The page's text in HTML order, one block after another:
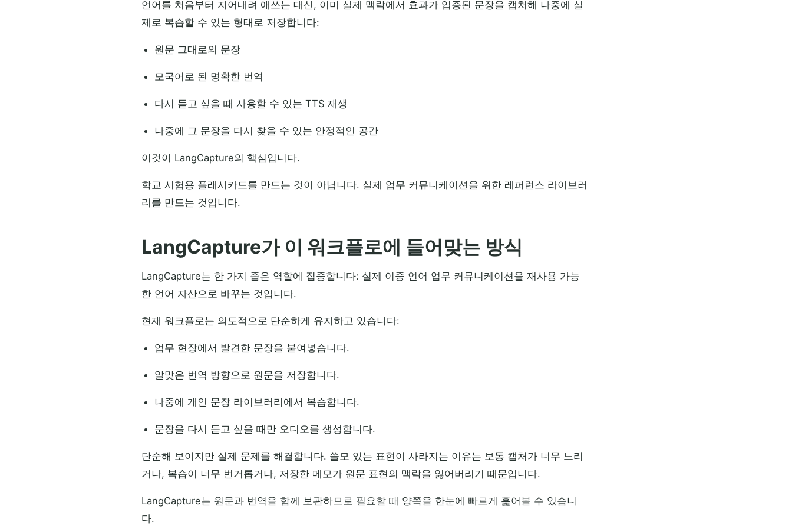
언어를 처음부터 지어내려 애쓰는 대신, 이미 실제 맥락에서 효과가 입증된 문장을 캡처해 나중에 실
제로 복습할 수 있는 형태로 저장합니다:
원문 그대로의 문장
모국어로 된 명확한 번역
다시 듣고 싶을 때 사용할 수 있는 TTS 재생
나중에 그 문장을 다시 찾을 수 있는 안정적인 공간
이것이 LangCapture의 핵심입니다.
학교 시험용 플래시카드를 만드는 것이 아닙니다. 실제 업무 커뮤니케이션을 위한 레퍼런스 라이브러
리를 만드는 것입니다.
LangCapture가 이 워크플로에 들어맞는 방식
LangCapture는 한 가지 좁은 역할에 집중합니다: 실제 이중 언어 업무 커뮤니케이션을 재사용 가능
한 언어 자산으로 바꾸는 것입니다.
현재 워크플로는 의도적으로 단순하게 유지하고 있습니다:
업무 현장에서 발견한 문장을 붙여넣습니다.
알맞은 번역 방향으로 원문을 저장합니다.
나중에 개인 문장 라이브러리에서 복습합니다.
문장을 다시 듣고 싶을 때만 오디오를 생성합니다.
단순해 보이지만 실제 문제를 해결합니다. 쓸모 있는 표현이 사라지는 이유는 보통 캡처가 너무 느리
거나, 복습이 너무 번거롭거나, 저장한 메모가 원문 표현의 맥락을 잃어버리기 때문입니다.
LangCapture는 원문과 번역을 함께 보관하므로 필요할 때 양쪽을 한눈에 빠르게 훑어볼 수 있습니
다.